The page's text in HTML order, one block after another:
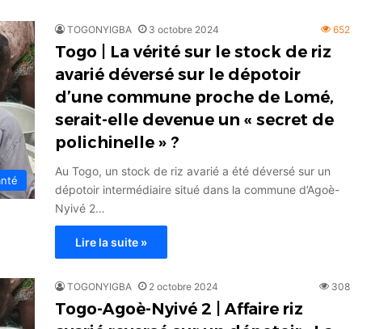
TOGONYIGBA 3 octobre 2024 652
Togo | La vérité sur le stock de riz
avarié déversé sur le dépotoir
d’une commune proche de Lomé,
serait-elle devenue un « secret de
polichinelle » ?
Au Togo, un stock de riz avarié a été déversé sur un
dépotoir intermédiaire situé dans la commune d’Agoè-
Nyivé 2…
Lire la suite »
TOGONYIGBA 2 octobre 2024 308
Togo-Agoè-Nyivé 2 | Affaire riz